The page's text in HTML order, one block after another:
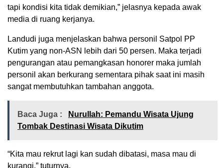
tapi kondisi kita tidak demikian,” jelasnya kepada awak
media di ruang kerjanya.
Landudi juga menjelaskan bahwa personil Satpol PP
Kutim yang non-ASN lebih dari 50 persen. Maka terjadi
pengurangan atau pemangkasan honorer maka jumlah
personil akan berkurang sementara pihak saat ini masih
sangat membutuhkan tambahan anggota.
Baca Juga :
Nurullah: Pemandu Wisata Ujung
Tombak Destinasi Wisata Dikutim
“Kita mau rekrut lagi kan sudah dibatasi, masa mau di
kurangi,” tuturnya.